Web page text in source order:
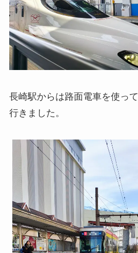
長崎駅からは路面電車を使って
行きました。